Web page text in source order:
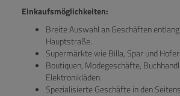
Einkaufsmöglichkeiten:
Breite Auswahl an Geschäften
Hauptstraße.
Supermärkte wie Billa, Spar und
Boutiquen, Modegeschäfte,
Elektronikläden.
Spezialisierte Geschäfte in den